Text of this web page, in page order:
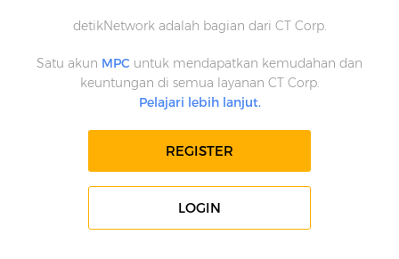
detikNetwork adalah bagian dari CT Corp.
Satu akun MPC untuk mendapatkan kemudahan dan
keuntungan di semua layanan CT Corp.
Pelajari lebih lanjut.
REGISTER
LOGIN